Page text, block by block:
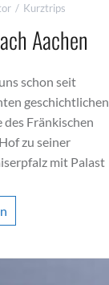
Kurztrips
Aachen
schon seit
geschichtlichen
Fränkischen
zu seiner
mit Palast